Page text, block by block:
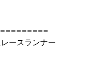
ースランナー